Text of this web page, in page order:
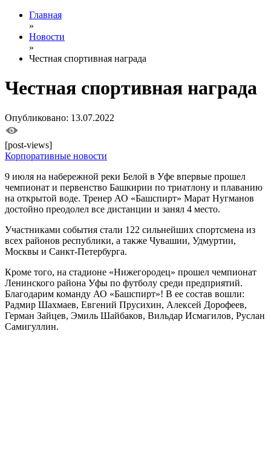
Главная
»
Новости
»
Честная спортивная награда
Честная спортивная награда
Опубликовано: 13.07.2022
[post-views]
Корпоративные новости
9 июля на набережной реки Белой в Уфе впервые прошел
чемпионат и первенство Башкирии по триатлону и плаванию
на открытой воде. Тренер АО «Башспирт» Марат Нугманов
достойно преодолел все дистанции и занял 4 место.
Участниками события стали 122 сильнейших спортсмена из
всех районов республики, а также Чувашии, Удмуртии,
Москвы и Санкт-Петербурга.
Кроме того, на стадионе «Нижегородец» прошел чемпионат
Ленинского района Уфы по футболу среди предприятий.
Благодарим команду АО «Башспирт»! В ее состав вошли:
Радмир Шахмаев, Евгений Прусихин, Алексей Дорофеев,
Герман Зайцев, Эмиль Шайбаков, Вильдар Исмагилов, Руслан
Самигуллин.